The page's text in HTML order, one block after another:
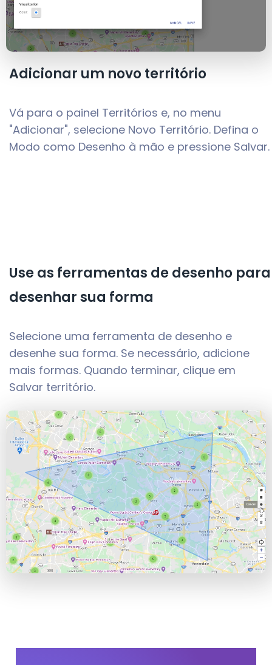
Adicionar um novo território
Vá para o painel Territórios e, no menu
"Adicionar", selecione Novo Território. Defina o
Modo como Desenho à mão e pressione Salvar.
Use as ferramentas de desenho para
desenhar sua forma
Selecione uma ferramenta de desenho e
desenhe sua forma. Se necessário, adicione
mais formas. Quando terminar, clique em
Salvar território.